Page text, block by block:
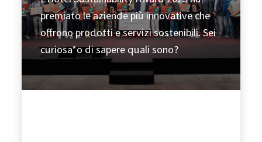
premiato le aziende più innovative che
offrono prodotti e servizi sostenibili. Sei
curiosa*o di sapere quali sono?